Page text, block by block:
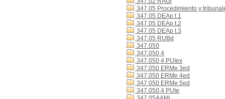
347.05 Procedimiento y
347.05 DEAp t.1
347.05 DEAp t.2
347.05 DEAp t.3
347.05 RUBd
347.050
347.050 4
347.050 4 PUIex
347.050 ERMe 3ed
347.050 ERMe 4ed
347.050 ERMe 5ed
347.050.4 PUIe